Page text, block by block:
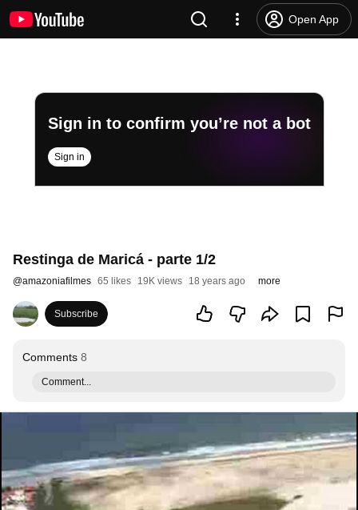
Open App
Sign in to confirm you’re not a bot
Sign in
Restinga de Maricá - parte 1/2
@amazoniafilmes 65 likes 19K views 18 years ago more
Subscribe
Comments 8
Comment...